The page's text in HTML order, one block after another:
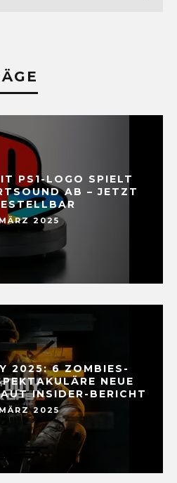
PS1-LOGO SPIELT
AB – JETZT
2025
2025: 6 ZOMBIES-
NEUE
INSIDER-BERICHT
2025